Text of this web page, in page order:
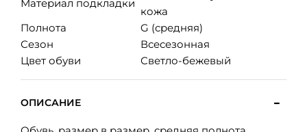
Материал подкладки
кожа
Полнота
G (средняя)
Сезон
Всесезонная
Цвет обуви
Светло-бежевый
ОПИСАНИЕ